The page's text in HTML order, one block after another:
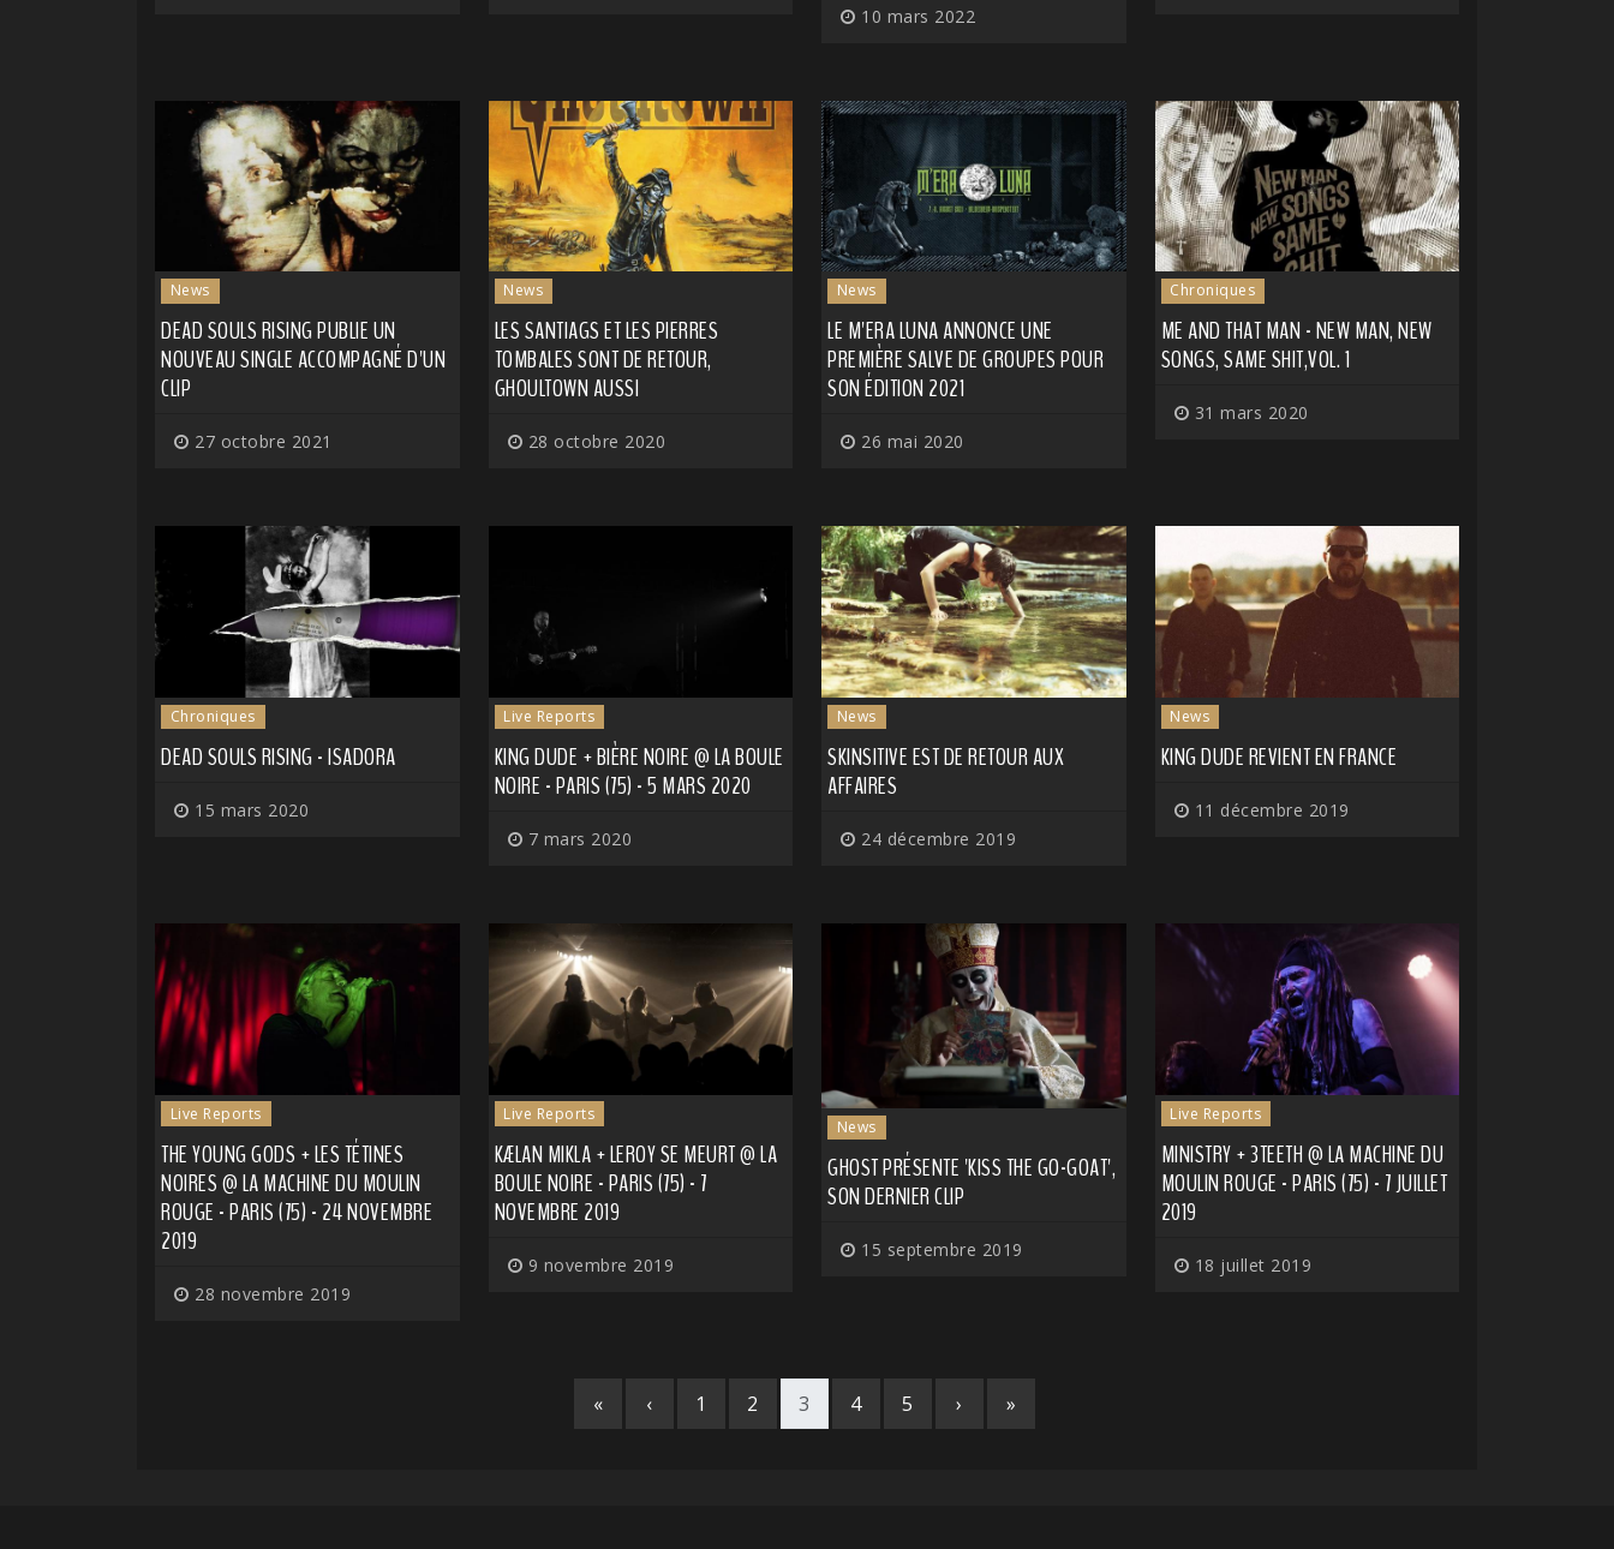
10 mars 2022
News
DEAD SOULS RISING PUBLIE UN
NOUVEAU SINGLE ACCOMPAGNÉ D'UN
CLIP
27 octobre 2021
News
LES SANTIAGS ET LES PIERRES
TOMBALES SONT DE RETOUR,
GHOULTOWN AUSSI
28 octobre 2020
News
LE M'ERA LUNA ANNONCE UNE
PREMIÈRE SALVE DE GROUPES POUR
SON ÉDITION 2021
26 mai 2020
Chroniques
ME AND THAT MAN - NEW MAN, NEW
SONGS, SAME SHIT,VOL. 1
31 mars 2020
Chroniques
DEAD SOULS RISING - ISADORA
15 mars 2020
Live Reports
KING DUDE + BIÈRE NOIRE @ LA BOULE
NOIRE - PARIS (75) - 5 MARS 2020
7 mars 2020
News
SKINSITIVE EST DE RETOUR AUX
AFFAIRES
24 décembre 2019
News
KING DUDE REVIENT EN FRANCE
11 décembre 2019
Live Reports
THE YOUNG GODS + LES TÉTINES
NOIRES @ LA MACHINE DU MOULIN
ROUGE - PARIS (75) - 24 NOVEMBRE
2019
28 novembre 2019
Live Reports
KÆLAN MIKLA + LEROY SE MEURT @ LA
BOULE NOIRE - PARIS (75) - 7
NOVEMBRE 2019
9 novembre 2019
News
GHOST PRÉSENTE 'KISS THE GO-GOAT',
SON DERNIER CLIP
15 septembre 2019
Live Reports
MINISTRY + 3TEETH @ LA MACHINE DU
MOULIN ROUGE - PARIS (75) - 7 JUILLET
2019
18 juillet 2019
« ‹ 1 2 3 4 5 › »